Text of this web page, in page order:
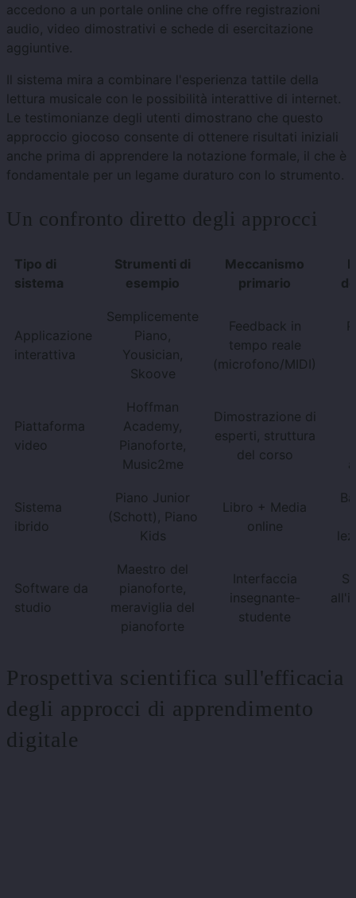
accedono a un portale online che offre registrazioni
audio, video dimostrativi e schede di esercitazione
aggiuntive.
Il sistema mira a combinare l'esperienza tattile della
lettura musicale con le possibilità interattive di internet.
Le testimonianze degli utenti dimostrano che questo
approccio giocoso consente di ottenere risultati iniziali
anche prima di apprendere la notazione formale, il che è
fondamentale per un legame duraturo con lo strumento.
Un confronto diretto degli approcci
Tipo di
sistema
Strumenti di
esempio
Meccanismo
primario
Applicazione
interattiva
Semplicemente
Piano,
Yousician,
Skoove
Feedback in
tempo reale
(microfono/MIDI)
Piattaforma
video
Hoffman
Academy,
Pianoforte,
Music2me
Dimostrazione di
esperti, struttura
del corso
Sistema
ibrido
Piano Junior
(Schott), Piano
Kids
Libro + Media
online
Software da
studio
Maestro del
pianoforte,
meraviglia del
pianoforte
Interfaccia
insegnante-
studente
Prospettiva scientifica sull'efficacia
degli approcci di apprendimento
digitale